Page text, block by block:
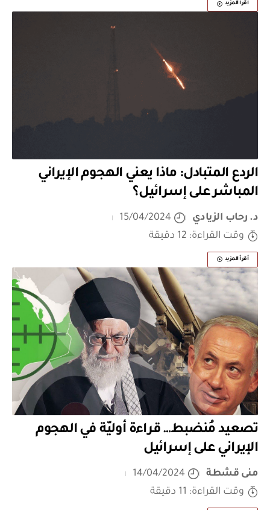
أقرأ المزيد
الردع المتبادل: ماذا يعني الهجوم الإيراني
المباشر على إسرائيل؟
د. رحاب الزيادي
15/04/2024
وقت القراءة: 12 دقيقة
أقرأ المزيد
تصعيد مُنضبط… قراءة أوليّة في الهجوم
الإيراني على إسرائيل
منى قشطة
14/04/2024
وقت القراءة: 11 دقيقة